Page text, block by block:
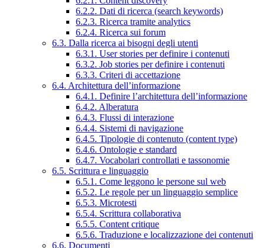
6.2.2. Dati di ricerca (search keywords)
6.2.3. Ricerca tramite analytics
6.2.4. Ricerca sui forum
6.3. Dalla ricerca ai bisogni degli utenti
6.3.1. User stories per definire i contenuti
6.3.2. Job stories per definire i contenuti
6.3.3. Criteri di accettazione
6.4. Architettura dell’informazione
6.4.1. Definire l’architettura dell’informazione
6.4.2. Alberatura
6.4.3. Flussi di interazione
6.4.4. Sistemi di navigazione
6.4.5. Tipologie di contenuto (content type)
6.4.6. Ontologie e standard
6.4.7. Vocabolari controllati e tassonomie
6.5. Scrittura e linguaggio
6.5.1. Come leggono le persone sul web
6.5.2. Le regole per un linguaggio semplice
6.5.3. Microtesti
6.5.4. Scrittura collaborativa
6.5.5. Content critique
6.5.6. Traduzione e localizzazione dei contenuti
6.6. Documenti